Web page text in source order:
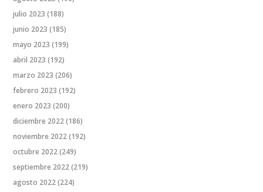
julio 2023 (188)
junio 2023 (185)
mayo 2023 (199)
abril 2023 (192)
marzo 2023 (206)
febrero 2023 (192)
enero 2023 (200)
diciembre 2022(186)
noviembre 2022(192)
octubre 2022(249)
septiembre 2022(219)
agosto 2022(224)